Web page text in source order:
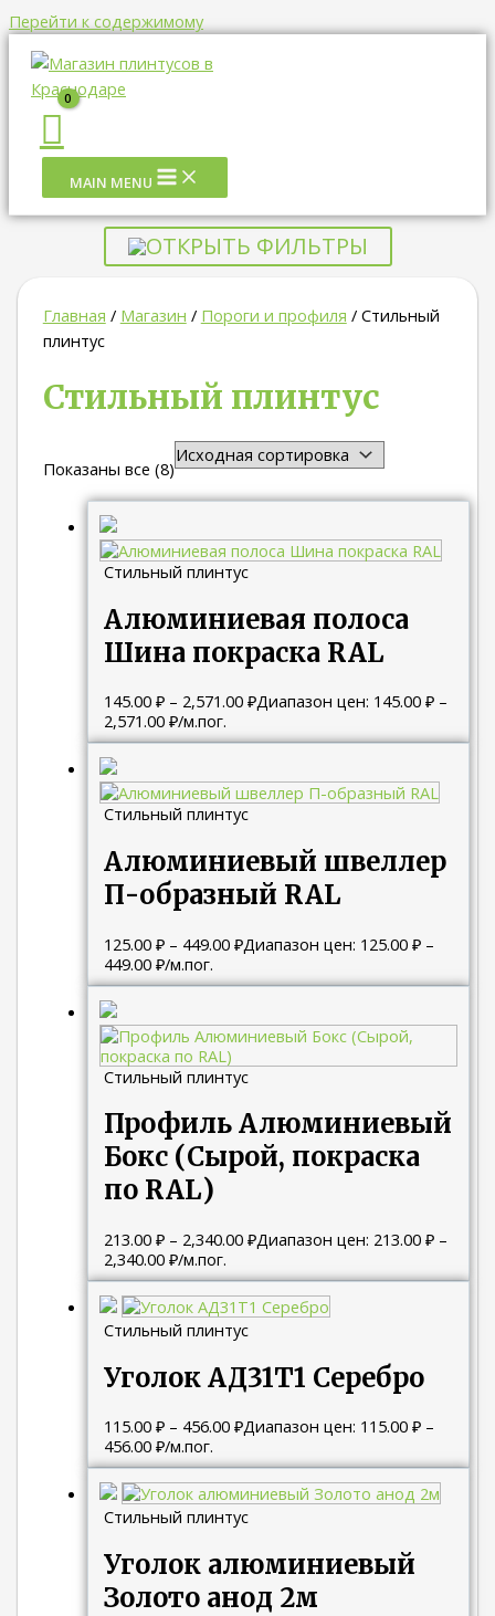
Перейти к содержимому
MAIN MENU
Главная / Магазин / Пороги и профиля / Стильный
плинтус
Стильный плинтус
Показаны все (8)
Стильный плинтус
Алюминиевая полоса
Шина покраска RAL
145.00₽ – 2,571.00₽Диапазон цен: 145.00 ₽ –
2,571.00 ₽/м.пог.
Стильный плинтус
Алюминиевый швеллер
П-образный RAL
125.00₽ – 449.00₽Диапазон цен: 125.00 ₽ –
449.00 ₽/м.пог.
Стильный плинтус
Профиль Алюминиевый
Бокс (Сырой, покраска
по RAL)
213.00₽ – 2,340.00₽Диапазон цен: 213.00 ₽ –
2,340.00 ₽/м.пог.
Стильный плинтус
Уголок АД31Т1 Серебро
115.00₽ – 456.00₽Диапазон цен: 115.00 ₽ –
456.00 ₽/м.пог.
Стильный плинтус
Уголок алюминиевый
Золото анод 2м
ОТКРЫТЬ ФИЛЬТРЫ